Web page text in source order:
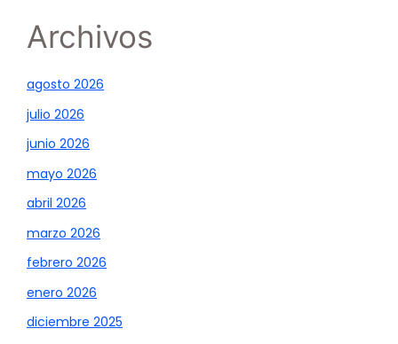
Archivos
agosto 2026
julio 2026
junio 2026
mayo 2026
abril 2026
marzo 2026
febrero 2026
enero 2026
diciembre 2025